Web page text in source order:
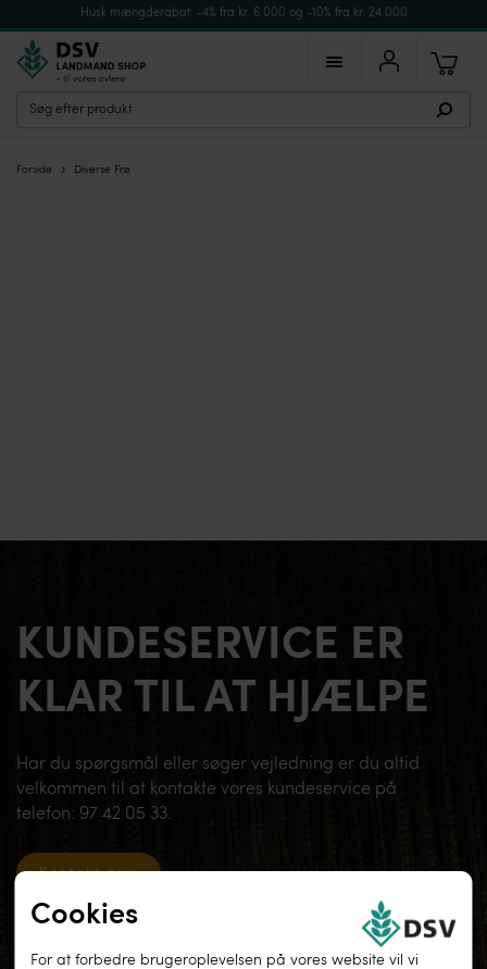
Cookies
For at forbedre brugeroplevelsen på vores website vil vi
Husk mængderabat: -4% fra kr. 6.000 og -10% fra kr. 24.000
Forside › Diverse Frø
KUNDESERVICE ER
KLAR TIL AT HJÆLPE
Har du spørgsmål eller søger vejledning er du altid
velkommen til at kontakte vores kundeservice på
telefon: 97 42 05 33.
Kontakt os